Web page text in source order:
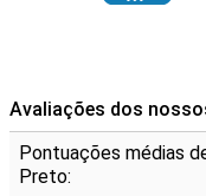
Avaliações dos
Pontuações médias
Preto: